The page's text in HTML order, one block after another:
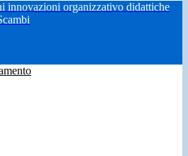
innovazioni organizzativo didattiche